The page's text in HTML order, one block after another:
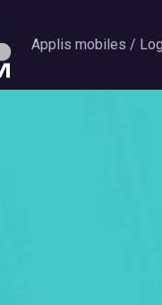
Applis mobiles /